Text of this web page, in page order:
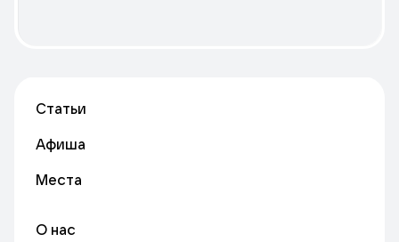
Статьи
Афиша
Места
О нас